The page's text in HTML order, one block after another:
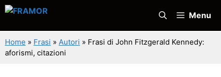
Vai
contenuto
Menu
Home » Frasi » Autori » Frasi di John Fitzgerald Kennedy:
aforismi, citazioni